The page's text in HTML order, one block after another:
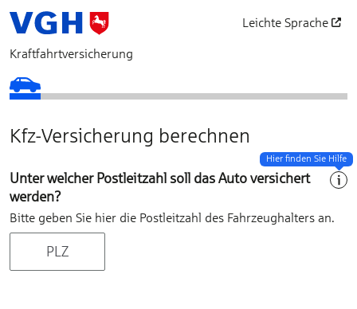
Leichte Sprache
Kraftfahrtversicherung
PLZ & Fahrzeug
Fahrzeugdaten
Fahrzeugnutzung
Situationsauswahl
Schadenfreiheitsklasse
Ihr Angebot
Vorversicherung
Persönliche Daten
Zahlung und
Kfz-Versicherung berechnen
Unter welcher Postleitzahl soll das Auto versichert
werden?
Bitte geben Sie hier die Postleitzahl des Fahrzeughalters an.
Hier finden Sie Hilfe